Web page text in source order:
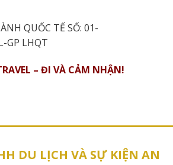
QUỐC TẾ SỐ: 01-
GP LHQT
– ĐI VÀ CẢM NHẬN!
DU LỊCH VÀ SỰ KIỆN AN